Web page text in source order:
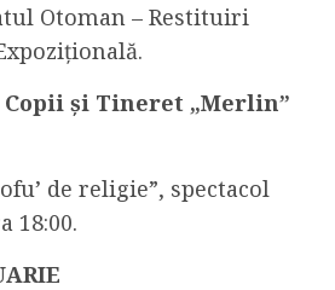
Otoman – Restituiri
și Tineret „Merlin”
de religie”, spectacol
18:00.